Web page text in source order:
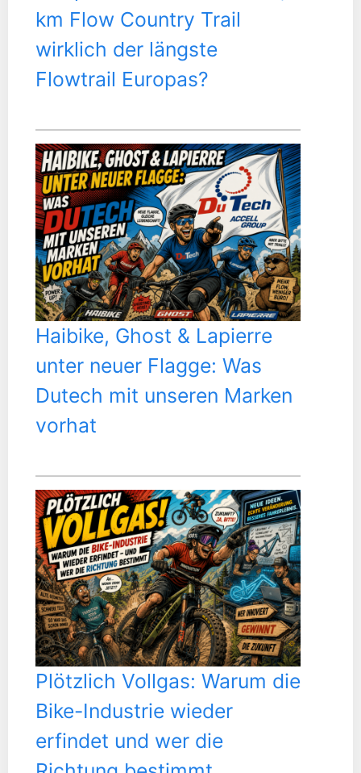
km Flow Country Trail
wirklich der längste
Flowtrail Europas?
Haibike, Ghost & Lapierre
unter neuer Flagge: Was
Dutech mit unseren Marken
vorhat
Plötzlich Vollgas: Warum die
Bike-Industrie wieder
erfindet und wer die